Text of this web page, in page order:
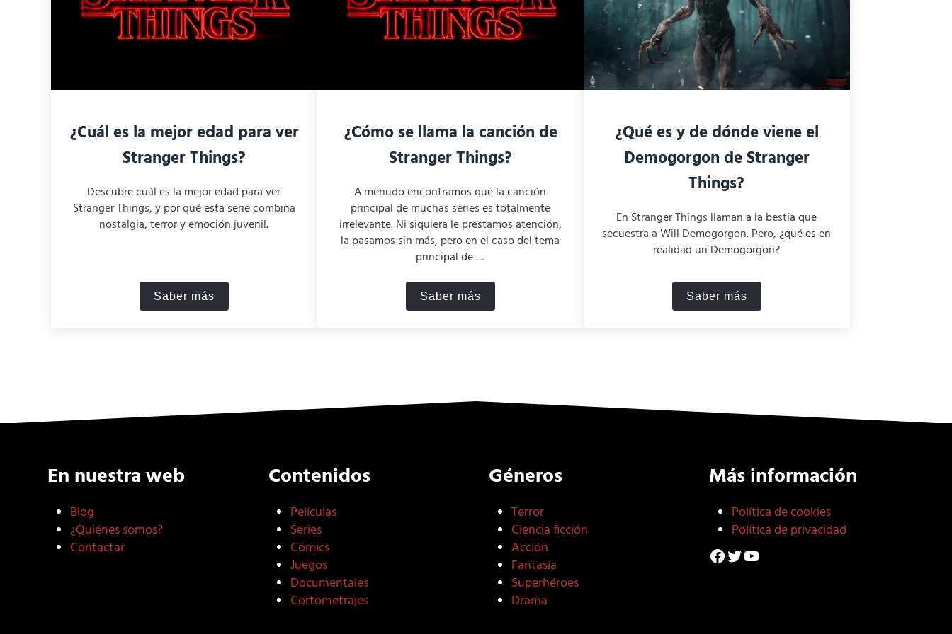
¿Cuál es la mejor edad para ver
Stranger Things?
Descubre cuál es la mejor edad para ver
Stranger Things, y por qué esta serie combina
nostalgia, terror y emoción juvenil.
Saber más¿Cuál es la mejor edad para ver Stranger Things?
¿Cómo se llama la canción de
Stranger Things?
A menudo encontramos que la canción
principal de muchas series es totalmente
irrelevante. Ni siquiera le prestamos atención,
la pasamos sin más, pero en el caso del tema
principal de …
Saber más¿Cómo se llama la canción de Stranger Things?
¿Qué es y de dónde viene el
Demogorgon de Stranger
Things?
En Stranger Things llaman a la bestia que
secuestra a Will Demogorgon. Pero, ¿qué es en
realidad un Demogorgon?
Saber más¿Qué es y de dónde viene el
En nuestra web
Blog
¿Quiénes somos?
Contactar
Contenidos
Películas
Series
Cómics
Juegos
Documentales
Cortometrajes
Géneros
Terror
Ciencia ficción
Acción
Fantasía
Superhéroes
Drama
Más información
Política de cookies
Política de privacidad
Facebook
Twitter
YouTube